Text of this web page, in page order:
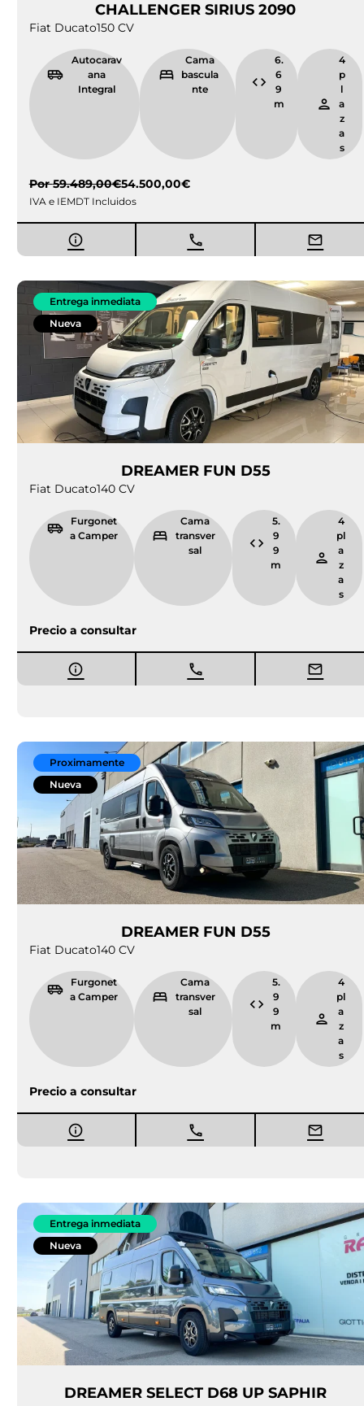
CHALLENGER SIRIUS 2090
Fiat Ducato150 CV
Autocarav
ana
Integral
Cama
bascula
nte
6.
6
9
m
4
p
l
a
z
a
s
Por59.489,00€54.500,00€
IVA e IEMDT Incluidos
Entrega inmediata
Nueva
DREAMER FUN D55
Fiat Ducato140 CV
Furgonet
a Camper
Cama
transver
sal
5.
9
9
m
4
pl
a
z
a
s
Precio a consultar
Proximamente
Nueva
DREAMER FUN D55
Fiat Ducato140 CV
Furgonet
a Camper
Cama
transver
sal
5.
9
9
m
4
pl
a
z
a
s
Precio a consultar
Entrega inmediata
Nueva
DREAMER SELECT D68 UP SAPHIR